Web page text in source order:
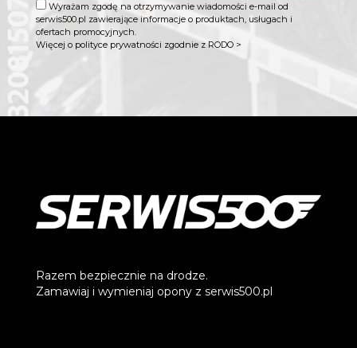
Wyrażam zgodę na otrzymywanie wiadomości e-mail od
serwis500.pl zawierające informacje o produktach, usługach i
ofertach promocyjnych.
Więcej o polityce prywatności zgodnie z RODO >
Razem bezpiecznie na drodze.
Zamawiaj i wymieniaj opony z serwis500.pl